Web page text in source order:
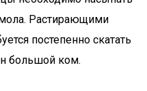
Растирающими
постепенно скатать
большой ком.